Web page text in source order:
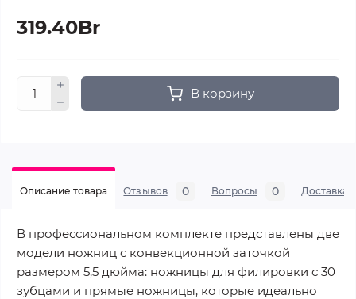
319.40Br
В корзину
Описание товара Отзывов 0 Вопросы 0 Доставка
В профессиональном комплекте представлены две
модели ножниц с конвекционной заточкой
размером 5,5 дюйма: ножницы для филировки с 30
зубцами и прямые ножницы, которые идеально